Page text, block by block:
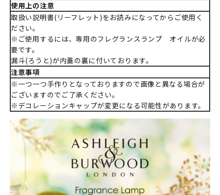
使用上の注意
取扱い説明書(リーフレット)をお読みになってからご使用く
ださい。
※ご使用するには、専用のフレグランスランプ オイルが必
要です。
漏斗(ろうと)が内蓋の裏に付いております。
注意事項
※一つ一つ手作りとなっておりますので画像と異なる場合が
ございますのでご了承ください。
※デコレーションキャップが変更になる可能性があります。